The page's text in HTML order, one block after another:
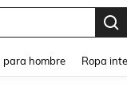
para hombre Ropa